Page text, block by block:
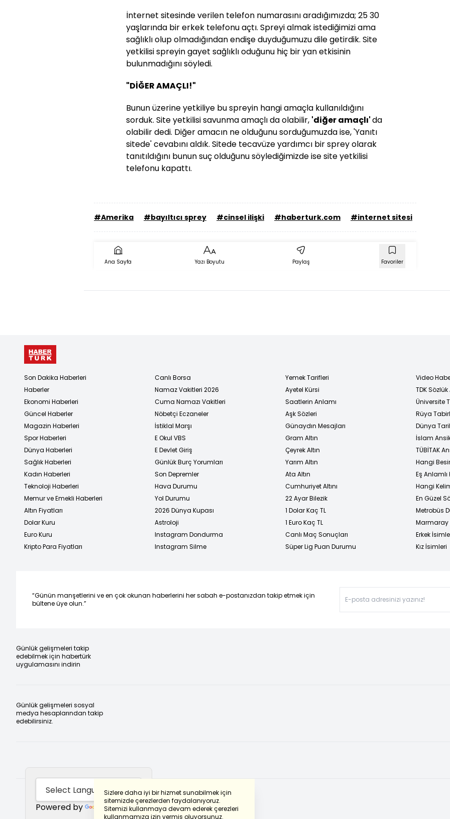
İnternet sitesinde verilen telefon numarasını aradığımızda; 25 30
yaşlarında bir erkek telefonu açtı. Spreyi almak istediğimizi ama
sağlıklı olup olmadığından endişe duyduğumuzu dile getirdik. Site
yetkilisi spreyin gayet sağlıklı oduğunu hiç bir yan etkisinin
bulunmadığını söyledi.
"DİĞER AMAÇLI!"
Bunun üzerine yetkiliye bu spreyin hangi amaçla kullanıldığını
sorduk. Site yetkilisi savunma amaçlı da olabilir, 'diğer amaçlı'da
olabilir dedi. Diğer amacın ne olduğunu sorduğumuzda ise, 'Yanıtı
sitede' cevabını aldık. Sitede tecavüze yardımcı bir sprey olarak
tanıtıldığını bunun suç olduğunu söylediğimizde ise site yetkilisi
telefonu kapattı.
#Amerika #bayıltıcı sprey #cinsel ilişki #haberturk.com #internet sitesi
Ana Sayfa Yazı Boyutu Paylaş Favoriler
Sizlere daha iyi bir hizmet sunabilmek için
sitemizde çerezlerden faydalanıyoruz.
Sitemizi kullanmaya devam ederek çerezleri
kullanmamıza izin vermiş oluyorsunuz.
Son Dakika Haberleri
Haberler
Ekonomi Haberleri
Güncel Haberler
Magazin Haberleri
Spor Haberleri
Dünya Haberleri
Sağlık Haberleri
Kadın Haberleri
Teknoloji Haberleri
Memur ve Emekli Haberleri
Altın Fiyatları
Dolar Kuru
Euro Kuru
Kripto Para Fiyatları
Canlı Borsa
Namaz Vakitleri 2026
Cuma Namazı Vakitleri
Nöbetçi Eczaneler
İstiklal Marşı
E Okul VBS
E Devlet Giriş
Günlük Burç Yorumları
Son Depremler
Hava Durumu
Yol Durumu
2026 Dünya Kupası
Astroloji
Instagram Dondurma
Instagram Silme
Yemek Tarifleri
Ayetel Kürsi
Saatlerin Anlamı
Aşk Sözleri
Günaydın Mesajları
Gram Altın
Çeyrek Altın
Yarım Altın
Ata Altın
Cumhuriyet Altını
22 Ayar Bilezik
1 Dolar Kaç TL
1 Euro Kaç TL
Canlı Maç Sonuçları
Süper Lig Puan Durumu
Video
TDK
Üniversite
Rüya
Dünya
İslam
TÜBİTAK
Hangi
Eş
Hangi
En Güzel
Metrobüs
Marmaray
Erkek
Kız İsimleri
“Günün manşetlerini ve en çok okunan haberlerini her sabah e-postanızdan takip etmek için
bültene üye olun.”
Günlük gelişmeleri takip
edebilmek için habertürk
uygulamasını indirin
Günlük gelişmeleri sosyal
medya hesaplarından takip
edebilirsiniz.
Powered by Translate